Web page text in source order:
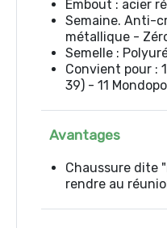
Embout : acier
Semaine. Anti-
métallique -
Semelle :
Convient pour :
39) - 11
Avantages
Chaussure dite
rendre au